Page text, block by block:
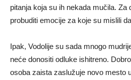
pitanja koja su ih nekada mučila.
probuditi emocije za koje su mislili
Ipak, Vodolije su sada mnogo
neće donositi odluke ishitreno.
osoba zaista zaslužuje novo mesto